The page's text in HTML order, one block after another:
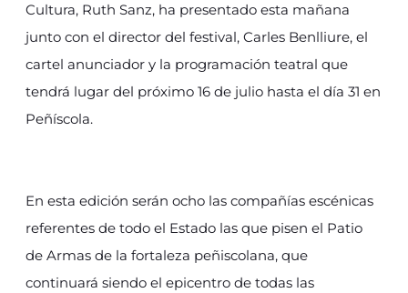
Cultura, Ruth Sanz, ha presentado esta mañana
junto con el director del festival, Carles Benlliure, el
cartel anunciador y la programación teatral que
tendrá lugar del próximo 16 de julio hasta el día 31 en
Peñíscola.
En esta edición serán ocho las compañías escénicas
referentes de todo el Estado las que pisen el Patio
de Armas de la fortaleza peñiscolana, que
continuará siendo el epicentro de todas las